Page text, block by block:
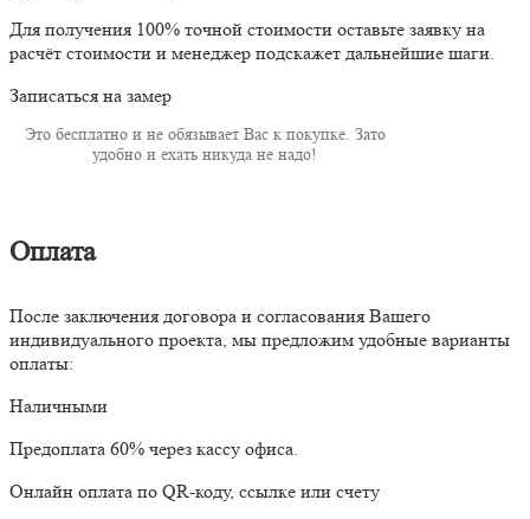
Для получения 100% точной стоимости оставьте заявку на
расчёт стоимости и менеджер подскажет дальнейшие шаги.
Записаться на замер
Это бесплатно и не обязывает Вас к покупке. Зато
удобно и ехать никуда не надо!
Оплата
После заключения договора и согласования Вашего
индивидуального проекта, мы предложим удобные варианты
оплаты:
Наличными
Предоплата 60% через кассу офиса.
Онлайн оплата по QR-коду, ссылке или счету